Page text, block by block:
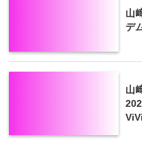
山
デ
山
ViVi